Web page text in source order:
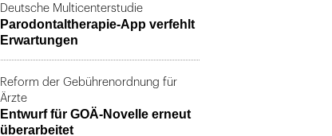
Deutsche Multicenterstudie
Parodontaltherapie-App verfehlt
Erwartungen
Reform der Gebührenordnung für
Ärzte
Entwurf für GOÄ-Novelle erneut
überarbeitet